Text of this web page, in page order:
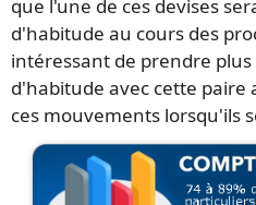
que l'une de ces devises
d'habitude au cours des
intéressant de prendre
d'habitude avec cette
ces mouvements lorsqu'ils